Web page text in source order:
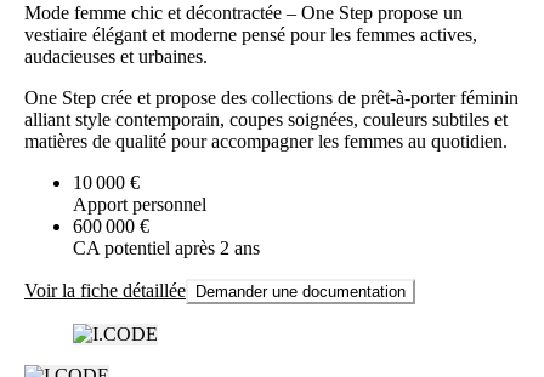
Mode femme chic et décontractée – One Step propose un
vestiaire élégant et moderne pensé pour les femmes actives,
audacieuses et urbaines.
One Step crée et propose des collections de prêt-à-porter féminin
alliant style contemporain, coupes soignées, couleurs subtiles et
matières de qualité pour accompagner les femmes au quotidien.
10 000 €
Apport personnel
600 000 €
CA potentiel après 2 ans
Voir la fiche détaillée Demander une documentation